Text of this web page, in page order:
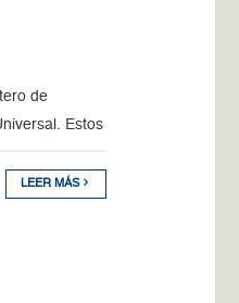
de
Estos
LEER MÁS